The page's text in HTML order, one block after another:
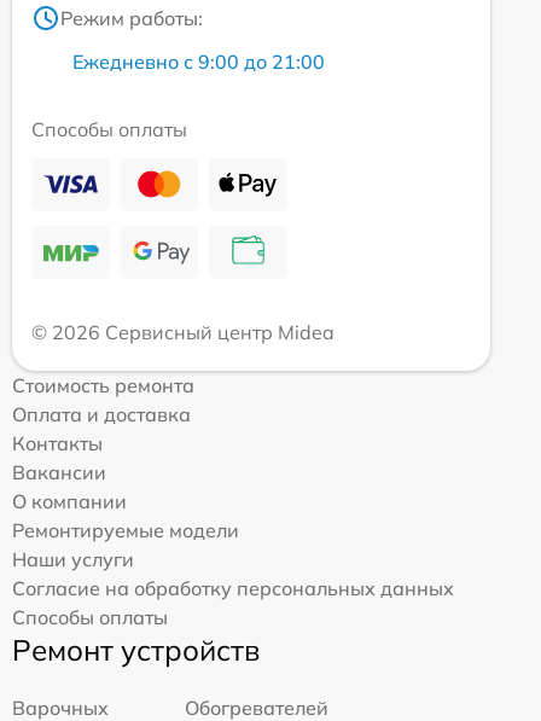
Режим работы:
Ежедневно с 9:00 до 21:00
Способы оплаты
© 2026 Сервисный центр Midea
Стоимость ремонта
Оплата и доставка
Контакты
Вакансии
О компании
Ремонтируемые модели
Наши услуги
Согласие на обработку персональных данных
Способы оплаты
Ремонт устройств
Варочных
Обогревателей